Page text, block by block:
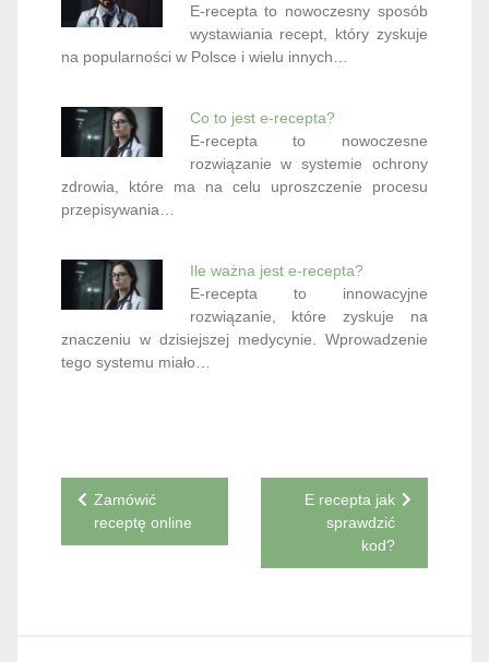
E-recepta to nowoczesny sposób
wystawiania recept, który zyskuje
na popularności w Polsce i wielu innych…
Co to jest e-recepta?
E-recepta to nowoczesne
rozwiązanie w systemie ochrony
zdrowia, które ma na celu uproszczenie procesu
przepisywania…
Ile ważna jest e-recepta?
E-recepta to innowacyjne
rozwiązanie, które zyskuje na
znaczeniu w dzisiejszej medycynie. Wprowadzenie
tego systemu miało…
Nawigacja
wpisu
Zamówić
receptę online
E recepta jak
sprawdzić
kod?